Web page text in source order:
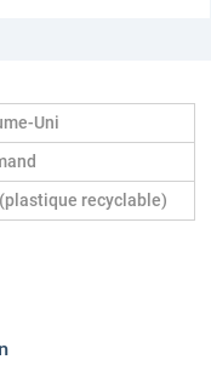
Uni
(plastique recyclable)